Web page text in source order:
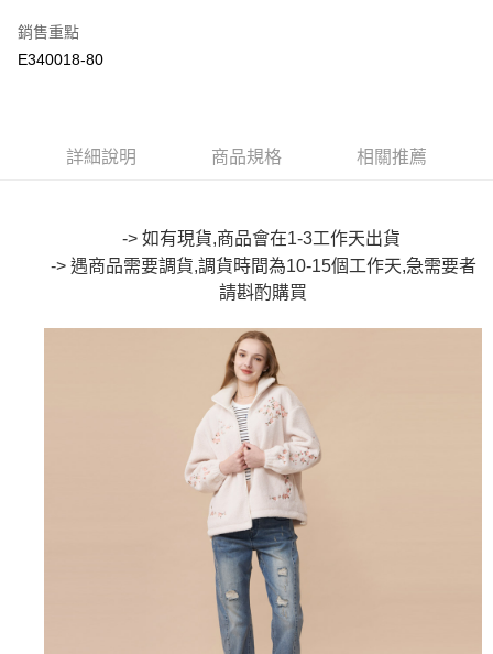
悠遊付
大哥付你分期
1.本服務由台灣大哥大提供，台灣大哥大用戶可立即使用無須另外申請。
2.付款方式選擇「大哥付你分期」，訂單成立後會自動跳轉到大哥付的交易
流程，驗證手機門號後，選擇欲分期的期數、繳款截止日，確認付款後即完
4.訂單成立30分鐘內，如未前往確認交易或遇審核未通過，訂單將自動取
消。如遇「轉專審核」未通過狀況，表示未達大哥付你分期系統評分，恕無
1.分期款項不併入電信帳單，「大哥付你分期」於每月結算日後寄送繳費提
2.透過簡訊連結打開帳單後，可選擇「超商條碼／台灣大直營門市／銀行轉
帳／街口支付／iPASS MONEY」等通路繳費。
1.本服務係由「台灣大哥大股份有限公司」（以下簡稱本公司）所提供，讓
用戶於交易時，得透過本服務購買商品或服務，並由商店將買賣／分期付款
買賣價金債權讓與本公司後，依約使用本公司帳單繳交帳款。
2.基於同意付款使用「大哥付你分期」之契約關係目的，商店將以您的個人
資料（包含姓名、電話或地址）提供予台灣大哥大進項蒐集、處理及利用，
由本公司與您本人進行分期帳單所需資料之確認、核對及更正。
3.完整用戶服務條款，請詳閱以下連結：
https://oppay.tw/userRule
相關說明
【關於「AFTEE先享後付」】
AFTEE先享後付是「在收到商品之後才付款」的支付方式。 讓您購物簡單
１．簡單：不需註冊會員、不需綁卡、不需儲值。
２．便利：只要手機號碼，簡訊認證，即可結帳。
３．安心：先確認商品／服務後，再付款。
【「AFTEE先享後付」結帳流程】
１．於結帳方式選擇「AFTEE先享後付」後，將跳轉至「AFTEE先享後付」
結帳頁面，進行簡訊認證並確認金額後，即可完成結帳。
２．訂單成立數日內，您將收到繳費通知簡訊。
３．收到繳費通知簡訊後14天內，點擊此簡訊中的連結，可透過四大超商／
ATM／網路銀行／等多元方式進行付款，方視為交易完成。
※ 請注意：結帳手續完成當下不需立刻繳費，但若您需要取消訂單，請聯絡
購買商品的店家。未經商家同意取消之訂單仍視為有效，需透過AFTEE先享
※ 交易是否成功請以「AFTEE先享後付 」之結帳頁面顯示為準，若有關於
是否繳費成功／繳費後需取消欲退款等相關疑問，請聯繫「AFTEE先享後付
https://netprotections.freshdesk.com/support/home
每筆NT$80，滿NT$888(含以上)免運費
每筆NT$80，滿NT$888(含以上)免運費
每筆NT$60，滿NT$3,000(含以上)免運費
每筆NT$60，滿NT$3,000(含以上)免運費
銷售重點
E340018-80
詳細說明 商品規格 相關推薦
-> 如有現貨,商品會在1-3工作天出貨
-> 遇商品需要調貨,調貨時間為10-15個工作天,急需要者
請斟酌購買